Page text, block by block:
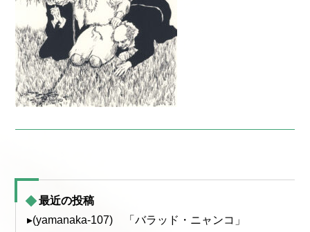
最近の投稿
▸(yamanaka-107) 「バラッド・ニャンコ」